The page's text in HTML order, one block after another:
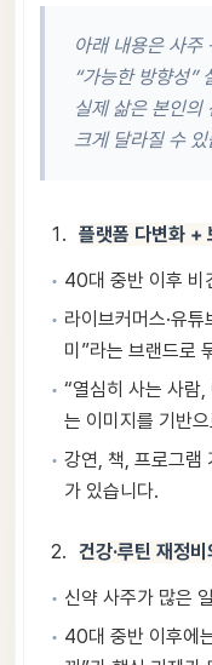
아래 내용은 사주
“가능한 방향성”
실제 삶은 본인의
크게 달라질 수 있
플랫폼 다변화 +
40대 중반 이후 비
라이브커머스·유튜
미”라는 브랜드로
“열심히 사는 사람
는 이미지를 기반
강연, 책, 프로그램
가 있습니다.
건강·루틴 재정
신약 사주가 많은
40대 중반 이후에